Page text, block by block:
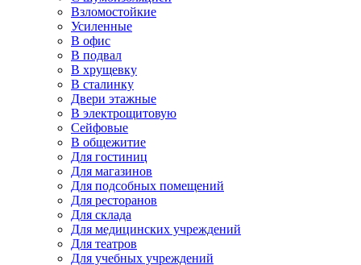
Взломостойкие
Усиленные
В офис
В подвал
В хрущевку
В сталинку
Двери этажные
В электрощитовую
Сейфовые
В общежитие
Для гостиниц
Для магазинов
Для подсобных помещений
Для ресторанов
Для склада
Для медицинских учреждений
Для театров
Для учебных учреждений